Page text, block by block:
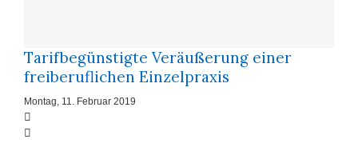
Tarifbegünstigte Veräußerung einer
freiberuflichen Einzelpraxis
Montag, 11. Februar 2019